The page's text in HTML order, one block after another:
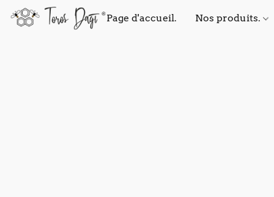
Page d'accueil. Nos produits.